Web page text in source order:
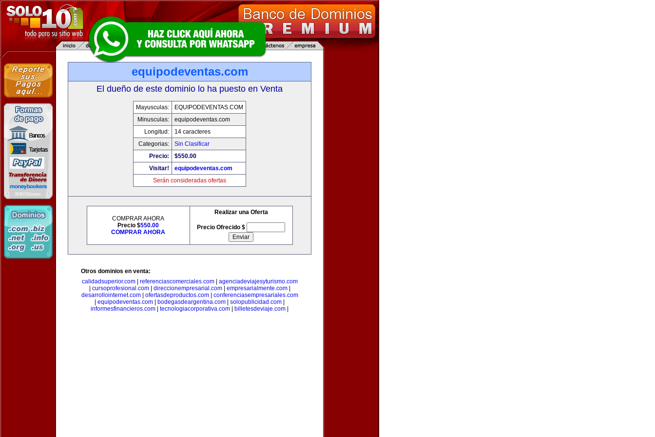
equipodeventas.com
El dueño de este dominio lo ha puesto en Venta
Mayusculas:
EQUIPODEVENTAS.COM
Minusculas:
equipodeventas.com
Longitud:
14 caracteres
Categorias:
Sin Clasificar
Precio:
$550.00
Visitar!
equipodeventas.com
Serán consideradas ofertas
COMPRAR AHORA
Precio $550.00
COMPRAR AHORA
Realizar una Oferta
Precio Ofrecido $
Otros dominios en venta:
calidadsuperior.com| referenciascomerciales.com| agenciadeviajesyturismo.com
cursoprofesional.com| direccionempresarial.com| empresarialmente.com|
desarrollointernet.com| ofertasdeproductos.com| conferenciasempresariales.com
equipodeventas.com bodegasdeargentina.com solopublicidad.com
informesfinancieros.com
tecnologiacorporativa.com billetesdeviaje.com